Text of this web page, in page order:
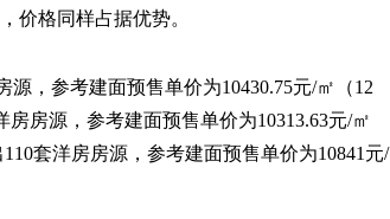
价格同样占据优势。
，参考建面预售单价为10430.75元/㎡（12
房源，参考建面预售单价为10313.63元/㎡
套洋房房源，参考建面预售单价为10841元/